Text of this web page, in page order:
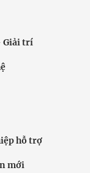
Giải trí
hỗ trợ
mới